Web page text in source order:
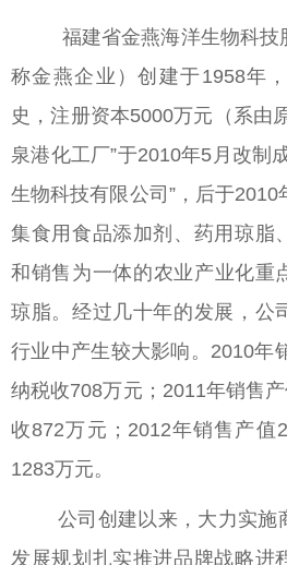
福建省金燕海洋生物科技
称金燕企业）创建于1958年
史，注册资本5000万元（系由
泉港化工厂”于2010年5月改制
生物科技有限公司”，后于
集食用食品添加剂、药用琼脂
和销售为一体的农业产业化重
琼脂。经过几十年的发展，公
行业中产生较大影响。2010年
纳税收708万元；2011年销售
收872万元；2012年销售产值
1283万元。
公司创建以来，大力实施
发展规划扎实推进品牌战略进